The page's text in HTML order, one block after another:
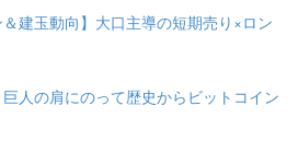
建玉動向】大口主導の短期売り×ロン
人の肩にのって歴史からビットコイン